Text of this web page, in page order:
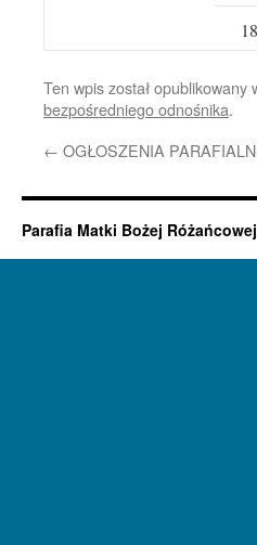
18
Ten wpis został opublikowany
bezpośredniego odnośnika.
← OGŁOSZENIA
Parafia Matki Bożej